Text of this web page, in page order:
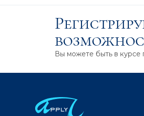
Вы можете быть в курсе